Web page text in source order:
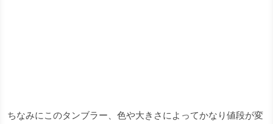
ちなみにこのタンブラー、色や大きさによってかなり値段が変